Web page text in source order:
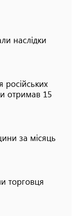
наслідки
російських
отримав 15
за місяць
торговця